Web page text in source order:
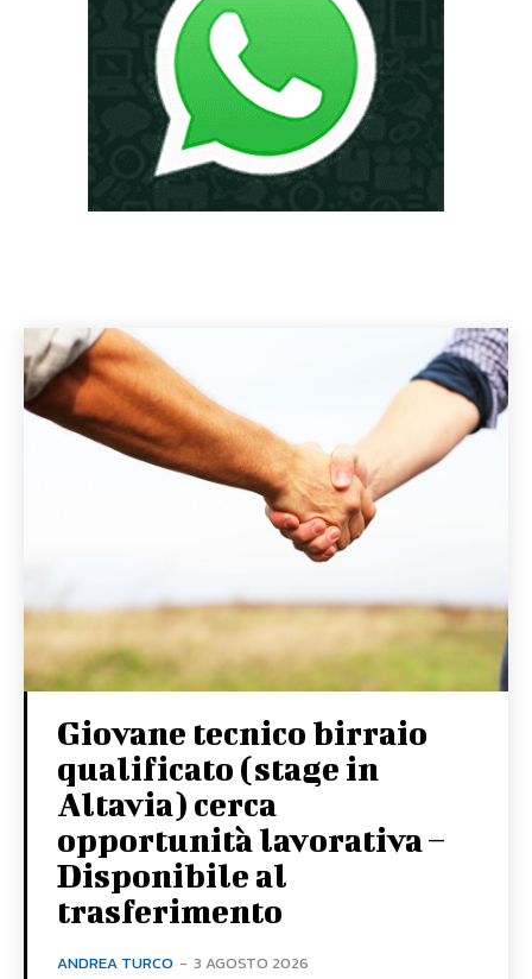
Giovane tecnico birraio
qualificato (stage in
Altavia) cerca
opportunità lavorativa –
Disponibile al
trasferimento
ANDREA TURCO - 3 AGOSTO 2026